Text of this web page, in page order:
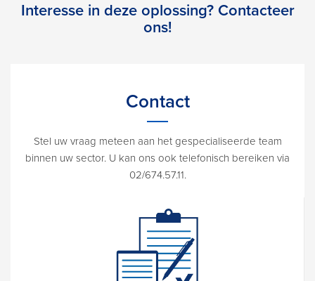
Interesse in deze oplossing? Contacteer
ons!
Contact
Stel uw vraag meteen aan het gespecialiseerde team
binnen uw sector. U kan ons ook telefonisch bereiken via
02/674.57.11.